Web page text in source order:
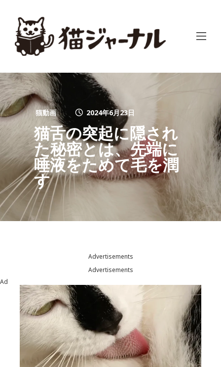
猫動画 2024年6月23日
猫舌の突起に隠され
た秘密とは、先端に
唾液をためて毛を潤
す
Advertisements
Advertisements
Ad